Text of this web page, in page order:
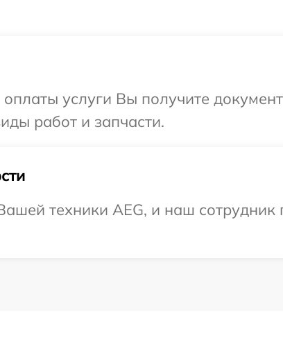
услуги Вы получите
работ и запчасти.
техники AEG, и наш сотрудник